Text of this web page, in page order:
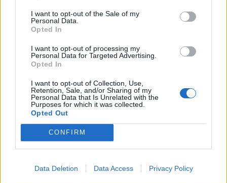
I want to opt-out of the Sale of my
Personal Data.
Opted In
I want to opt-out of processing my
Personal Data for Targeted Advertising.
Opted In
I want to opt-out of Collection, Use,
Retention, Sale, and/or Sharing of my
Personal Data that Is Unrelated with the
Purposes for which it was collected.
Opted Out
CONFIRM
Data Deletion Data Access Privacy Policy
FTSE4Good
Alpha Bank: Για πρώτη φορά το Αρχαίο Θέατρο Επιδαύρου άνοιξε τις
πύλες του σε όλους